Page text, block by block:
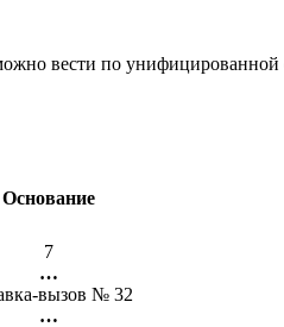
вести по
Основание
7
…
вызов № 32
…